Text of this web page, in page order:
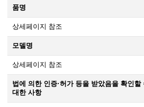
품명
상세페이지 참조
모델명
상세페이지 참조
법에 의한 인증·허가 등을 받았음을 확인할
대한 사항